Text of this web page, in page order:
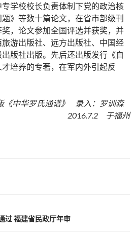
学校校长负责体制下党的政治核
》等数十篇论文，在省市部级刊
，论文参加全国评选并获奖，并
游出版社、远方出版社、中国经
版社出版。先后还出版发行《自
培养的专著，在军内外引起反
《中华罗氏通谱》 录入：罗训森
2016.7.2 于福州
过 福建省民政厅年审